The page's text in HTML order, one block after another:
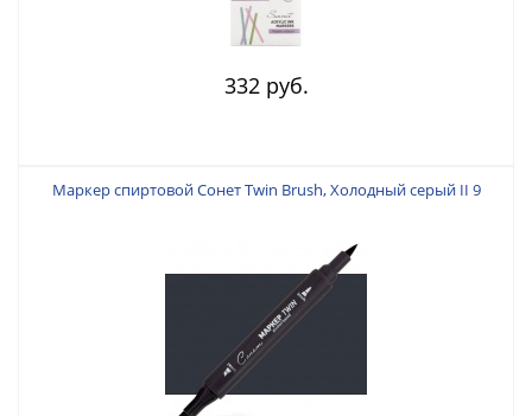
332 руб.
Маркер спиртовой Сонет Twin Brush, Холодный серый II 9